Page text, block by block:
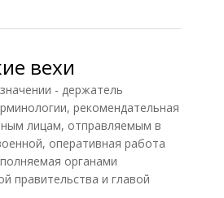
вехи
- держатель
рекомендательная
лицам, отправляемым в
оперативная работа
органами
правительства и главой